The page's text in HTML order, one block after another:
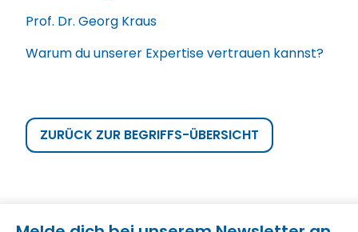
Prof. Dr. Georg Kraus
Warum du unserer Expertise vertrauen kannst?
ZURÜCK ZUR BEGRIFFS-ÜBERSICHT